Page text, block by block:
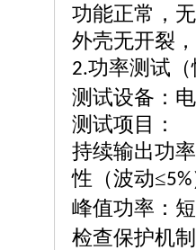
功能正常，
外壳无开裂
2.功率测试
测试设备：
测试项目：
持续输出功
性（波动≤5%
峰值功率：
检查保护机